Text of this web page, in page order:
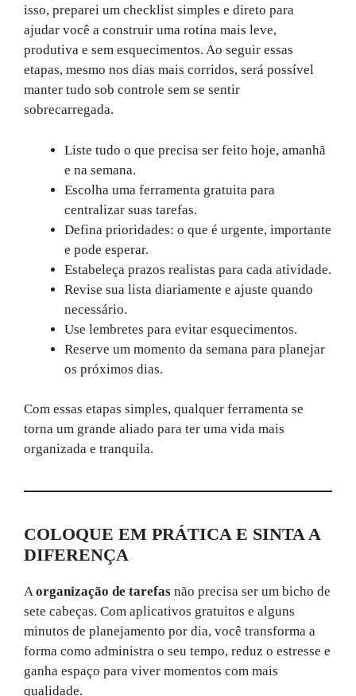
isso, preparei um checklist simples e direto para
ajudar você a construir uma rotina mais leve,
produtiva e sem esquecimentos. Ao seguir essas
etapas, mesmo nos dias mais corridos, será possível
manter tudo sob controle sem se sentir
sobrecarregada.
Liste tudo o que precisa ser feito hoje, amanhã
e na semana.
Escolha uma ferramenta gratuita para
centralizar suas tarefas.
Defina prioridades: o que é urgente, importante
e pode esperar.
Estabeleça prazos realistas para cada atividade.
Revise sua lista diariamente e ajuste quando
necessário.
Use lembretes para evitar esquecimentos.
Reserve um momento da semana para planejar
os próximos dias.
Com essas etapas simples, qualquer ferramenta se
torna um grande aliado para ter uma vida mais
organizada e tranquila.
COLOQUE EM PRÁTICA E SINTA A
DIFERENÇA
Aorganização de tarefas não precisa ser um bicho de
sete cabeças. Com aplicativos gratuitos e alguns
minutos de planejamento por dia, você transforma a
forma como administra o seu tempo, reduz o estresse e
ganha espaço para viver momentos com mais
qualidade.